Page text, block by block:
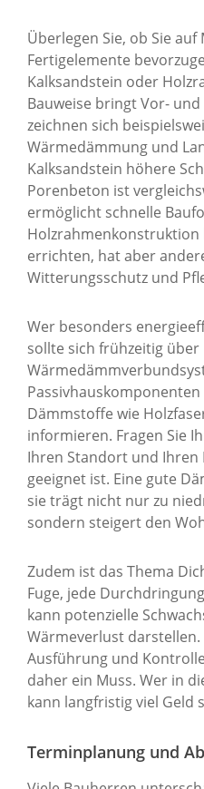
Überlegen Sie, ob Sie
Fertigelemente
Kalksandstein oder
Bauweise bringt Vor-
zeichnen sich
Wärmedämmung und
Kalksandstein höhere
Porenbeton ist
ermöglicht schnelle
Holzrahmenkonstruktion
errichten, hat aber
Witterungsschutz und
Wer besonders
sollte sich frühzeitig über
Dämmstoffe wie
informieren. Fragen Sie
Ihren Standort und Ihren
geeignet ist. Eine gute
sie trägt nicht nur zu
sondern steigert den
Zudem ist das Thema
Fuge, jede
kann potenzielle
Wärmeverlust darstellen.
Ausführung und
daher ein Muss. Wer in
kann langfristig viel Geld
Terminplanung und